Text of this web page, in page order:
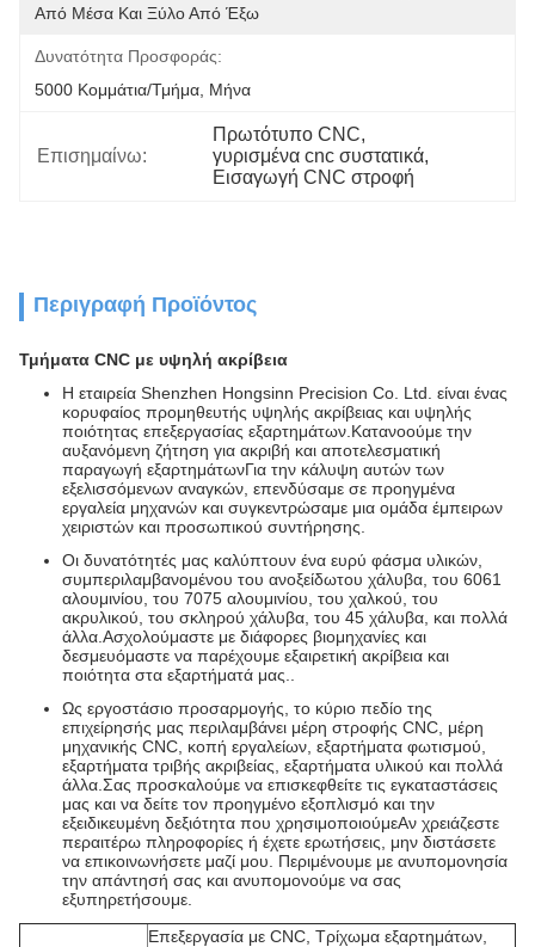
Από Μέσα Και Ξύλο Από Έξω
Δυνατότητα Προσφοράς:
5000 Κομμάτια/τμήμα, Μήνα
Επισημαίνω:
Πρωτότυπο CNC,
γυρισμένα cnc συστατικά,
Εισαγωγή CNC στροφή
Περιγραφή Προϊόντος
Τμήματα CNC με υψηλή ακρίβεια
Η εταιρεία Shenzhen Hongsinn Precision Co. Ltd. είναι ένας
κορυφαίος προμηθευτής υψηλής ακρίβειας και υψηλής
ποιότητας επεξεργασίας εξαρτημάτων.Κατανοούμε την
αυξανόμενη ζήτηση για ακριβή και αποτελεσματική
παραγωγή εξαρτημάτωνΓια την κάλυψη αυτών των
εξελισσόμενων αναγκών, επενδύσαμε σε προηγμένα
εργαλεία μηχανών και συγκεντρώσαμε μια ομάδα έμπειρων
χειριστών και προσωπικού συντήρησης.
Οι δυνατότητές μας καλύπτουν ένα ευρύ φάσμα υλικών,
συμπεριλαμβανομένου του ανοξείδωτου χάλυβα, του 6061
αλουμινίου, του 7075 αλουμινίου, του χαλκού, του
ακρυλικού, του σκληρού χάλυβα, του 45 χάλυβα, και πολλά
άλλα.Ασχολούμαστε με διάφορες βιομηχανίες και
δεσμευόμαστε να παρέχουμε εξαιρετική ακρίβεια και
ποιότητα στα εξαρτήματά μας..
Ως εργοστάσιο προσαρμογής, το κύριο πεδίο της
επιχείρησής μας περιλαμβάνει μέρη στροφής CNC, μέρη
μηχανικής CNC, κοπή εργαλείων, εξαρτήματα φωτισμού,
εξαρτήματα τριβής ακριβείας, εξαρτήματα υλικού και πολλά
άλλα.Σας προσκαλούμε να επισκεφθείτε τις εγκαταστάσεις
μας και να δείτε τον προηγμένο εξοπλισμό και την
εξειδικευμένη δεξιότητα που χρησιμοποιούμεΑν χρειάζεστε
περαιτέρω πληροφορίες ή έχετε ερωτήσεις, μην διστάσετε
να επικοινωνήσετε μαζί μου. Περιμένουμε με ανυπομονησία
την απάντησή σας και ανυπομονούμε να σας
εξυπηρετήσουμε.
Επεξεργασία με CNC, Τρίχωμα εξαρτημάτων,